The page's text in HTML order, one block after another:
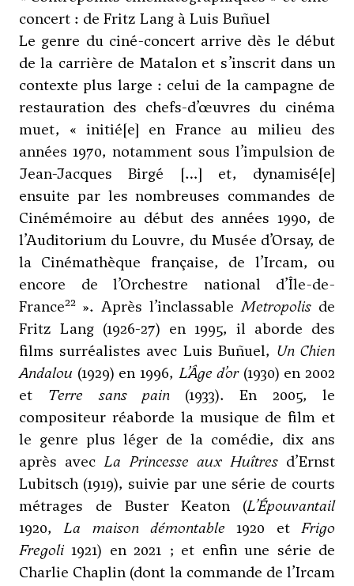
concert : de Fritz Lang à Luis Buñuel
Le genre du ciné-concert arrive dès le début
de la carrière de Matalon et s’inscrit dans un
contexte plus large : celui de la campagne de
restauration des chefs-d’œuvres du cinéma
muet, « initié[e] en France au milieu des
années 1970, notamment sous l’impulsion de
Jean-Jacques Birgé […] et, dynamisé[e]
ensuite par les nombreuses commandes de
Cinémémoire au début des années 1990, de
l’Auditorium du Louvre, du Musée d’Orsay, de
la Cinémathèque française, de l’Ircam, ou
encore de l’Orchestre national d’Île-de-
France22 ». Après l’inclassableMetropolis de
Fritz Lang (1926-27) en 1995, il aborde des
films surréalistes avec Luis Buñuel, Un Chien
Andalou (1929) en 1996, L’Âge d’or(1930) en 2002
et Terre sans pain(1933). En 2005, le
compositeur réaborde la musique de film et
le genre plus léger de la comédie, dix ans
après avec La Princesse aux Huîtres d’Ernst
Lubitsch (1919), suivie par une série de courts
métrages de Buster Keaton (L’Épouvantail
1920,La maison démontable 1920 etFrigo
Fregoli1921) en 2021 ; et enfin une série de
Charlie Chaplin (dont la commande de l’Ircam